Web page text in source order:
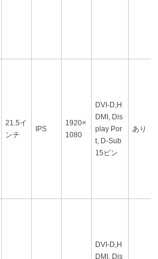
21.5イ
ンチ
IPS
1920×
1080
DVI-D,H
DMI, Dis
play Por
t, D-Sub
15ピン
あり
DVI-D,H
DMI, Dis